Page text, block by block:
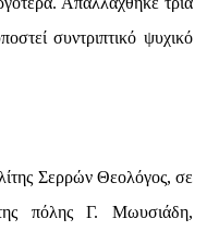
συντριπτικό ψυχικό
Σερρών Θεολόγος, σε
πόλης Γ. Μωυσιάδη,